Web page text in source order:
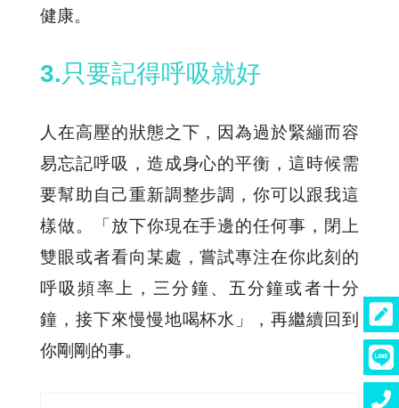
健康。
3.只要記得呼吸就好
人在高壓的狀態之下，因為過於緊繃而容
易忘記呼吸，造成身心的平衡，這時候需
要幫助自己重新調整步調，你可以跟我這
樣做。「放下你現在手邊的任何事，閉上
雙眼或者看向某處，嘗試專注在你此刻的
呼吸頻率上，三分鐘、五分鐘或者十分
鐘，接下來慢慢地喝杯水」，再繼續回到
你剛剛的事。